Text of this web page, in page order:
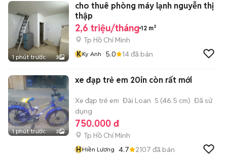
1 phút trước 3
cho thuê phòng máy lạnh nguyễn thị
thập
2,6 triệu/tháng 12 m²
Tp Hồ Chí Minh
KKy Anh 5.0 14đã bán
1 phút trước 3
xe đạp trẻ em 20in còn rất mới
Xe đạp trẻ em Đài Loan S (46.5 cm) Đã sử
dụng
750.000 đ
Tp Hồ Chí Minh
HHiền Lương 4.7 2107 đã bán